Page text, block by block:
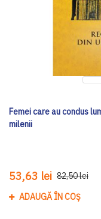
Femei care au condus
milenii
53,63 lei 82,50 lei
ADAUGĂ ÎN COȘ